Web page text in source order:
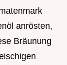
anrösten,
Bräunung